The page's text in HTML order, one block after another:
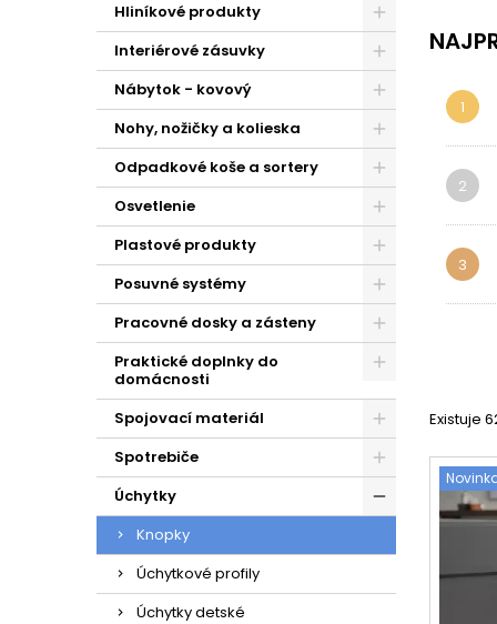
Hliníkové produkty
Interiérové zásuvky
Nábytok - kovový
Nohy, nožičky a kolieska
Odpadkové koše a sortery
Osvetlenie
Plastové produkty
Posuvné systémy
Pracovné dosky a zásteny
Praktické doplnky do
domácnosti
Spojovací materiál
Spotrebiče
Úchytky
Knopky
Úchytkové profily
Úchytky detské
Na
má
💡
✅
prístup
Okrem
drevené.
1
2
3
Existuje